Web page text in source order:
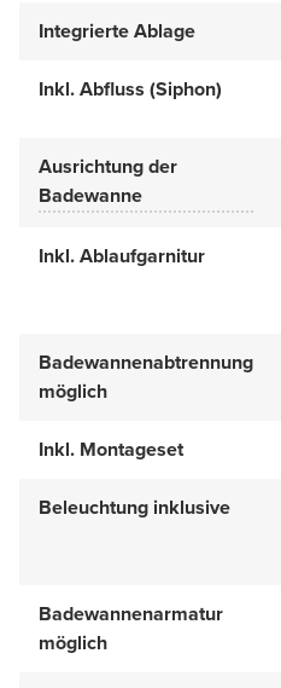
Integrierte Ablage
Inkl. Abfluss (Siphon)
Ausrichtung der
Badewanne
Inkl. Ablaufgarnitur
Badewannenabtrennung
möglich
Inkl. Montageset
Beleuchtung inklusive
Badewannenarmatur
möglich